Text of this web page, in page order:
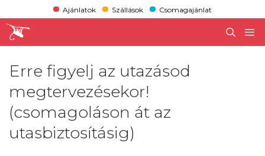
Ajánlatok Szállások Csomagajánlat
Erre figyelj az utazásod
megtervezésekor!
(csomagoláson át az
utasbiztosításig)